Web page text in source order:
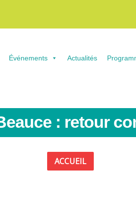
Événements Actualités
: retour
ACCUEIL